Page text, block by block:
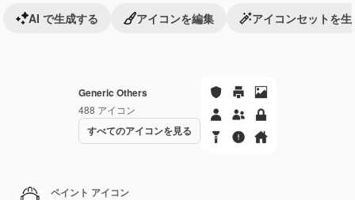
Generic Others
488 アイコン
すべてのアイコンを見る
AI で生成する アイコンを編集 アイコンセットを生
ペイント アイコン